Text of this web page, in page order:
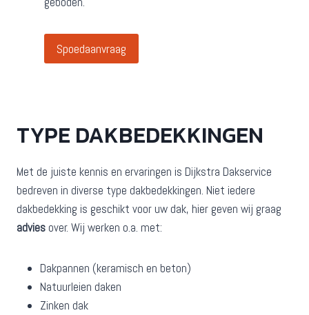
Spoedaanvraag
TYPE DAKBEDEKKINGEN
Met de juiste kennis en ervaringen is Dijkstra Dakservice
bedreven in diverse type dakbedekkingen. Niet iedere
dakbedekking is geschikt voor uw dak, hier geven wij graag
advies over. Wij werken o.a. met:
Dakpannen (keramisch en beton)
Natuurleien daken
Zinken dak